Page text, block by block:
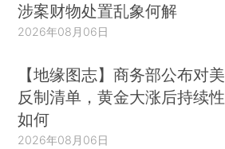
涉案财物处置乱象何解
2026年08月06日
【地缘图志】商务部公布对美
反制清单，黄金大涨后持续性
如何
2026年08月06日